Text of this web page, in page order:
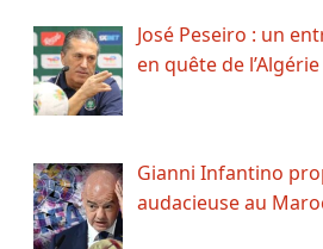
José Peseiro : un
en quête de l’Algérie
Gianni Infantino
audacieuse au